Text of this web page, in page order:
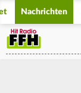
Nachrichten